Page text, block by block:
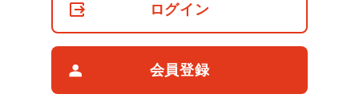
ログイン
会員登録